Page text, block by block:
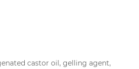
castor oil, gelling agent,